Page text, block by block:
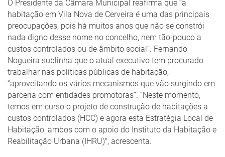
O Presidente da Câmara Municipal reafirma que “a
habitação em Vila Nova de Cerveira é uma das principais
preocupações, pois há muitos anos que não se constrói
nada digno desse nome no concelho, nem tão-pouco a
custos controlados ou de âmbito social”. Fernando
Nogueira sublinha que o atual executivo tem procurado
trabalhar nas políticas públicas de habitação,
“aproveitando os vários mecanismos que vão surgindo em
parceria com entidades promotoras”. “Neste momento,
temos em curso o projeto de construção de habitações a
custos controlados (HCC) e agora esta Estratégia Local de
Habitação, ambos com o apoio do Instituto da Habitação e
Reabilitação Urbana (IHRU)", acrescenta.